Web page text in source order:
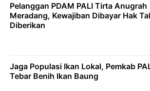
Pelanggan PDAM PALI Tirta Anugrah
Meradang, Kewajiban Dibayar Hak
Diberikan
Jaga Populasi Ikan Lokal, Pemkab
Tebar Benih Ikan Baung